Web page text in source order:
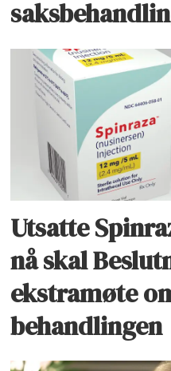
Utsatte
nå skal
ekstramøte
behandlingen